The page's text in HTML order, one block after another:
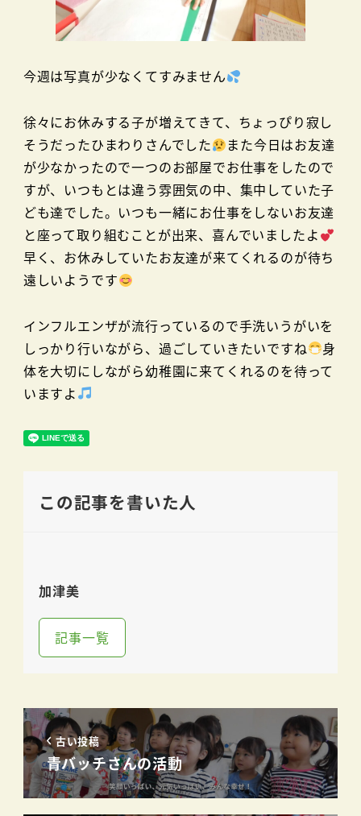
今週は写真が少なくてすみません
徐々にお休みする子が増えてきて、ちょっぴり寂し
そうだったひまわりさんでした
また今日はお友達
が少なかったので一つのお部屋でお仕事をしたので
すが、いつもとは違う雰囲気の中、集中していた子
ども達でした。いつも一緒にお仕事をしないお友達
と座って取り組むことが出来、喜んでいましたよ
早く、お休みしていたお友達が来てくれるのが待ち
遠しいようです
インフルエンザが流行っているので手洗いうがいを
しっかり行いながら、過ごしていきたいですね
身
体を大切にしながら幼稚園に来てくれるのを待って
いますよ
この記事を書いた人
加津美
記事一覧
古い投稿
青バッチさんの活動